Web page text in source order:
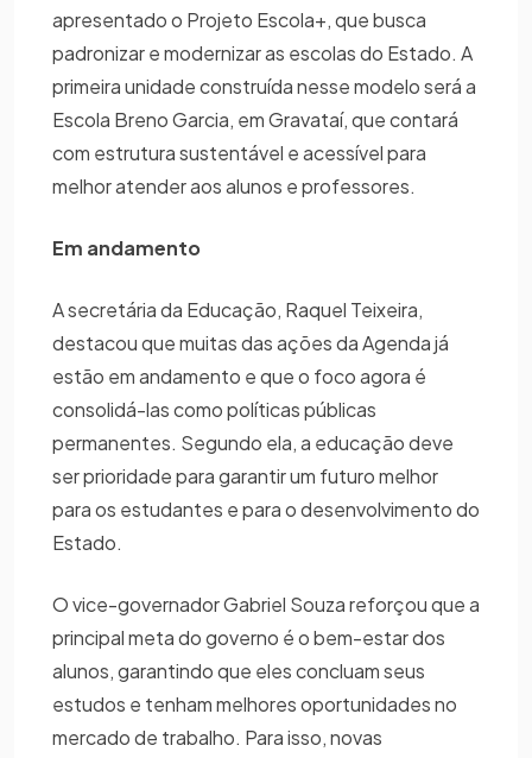
apresentado o Projeto Escola+, que busca
padronizar e modernizar as escolas do Estado. A
primeira unidade construída nesse modelo será a
Escola Breno Garcia, em Gravataí, que contará
com estrutura sustentável e acessível para
melhor atender aos alunos e professores.
Em andamento
A secretária da Educação, Raquel Teixeira,
destacou que muitas das ações da Agenda já
estão em andamento e que o foco agora é
consolidá-las como políticas públicas
permanentes. Segundo ela, a educação deve
ser prioridade para garantir um futuro melhor
para os estudantes e para o desenvolvimento do
Estado.
O vice-governador Gabriel Souza reforçou que a
principal meta do governo é o bem-estar dos
alunos, garantindo que eles concluam seus
estudos e tenham melhores oportunidades no
mercado de trabalho. Para isso, novas